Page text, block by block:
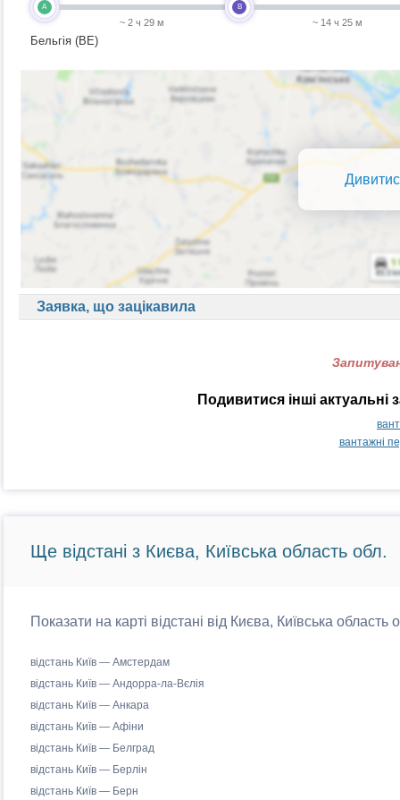
A
Бельгія (BE)
~ 2 ч 29 м
B
~ 14 ч 25 м
Заявка, що зацікавила
Подивитися інші
вантажні
Ще відстані з Києва, Київська область обл.
Показати на карті відстані від Києва, Київська
відстань Київ — Амстердам
відстань Київ — Андорра-ла-Вєлія
відстань Київ — Анкара
відстань Київ — Афіни
відстань Київ — Белград
відстань Київ — Берлін
відстань Київ — Берн